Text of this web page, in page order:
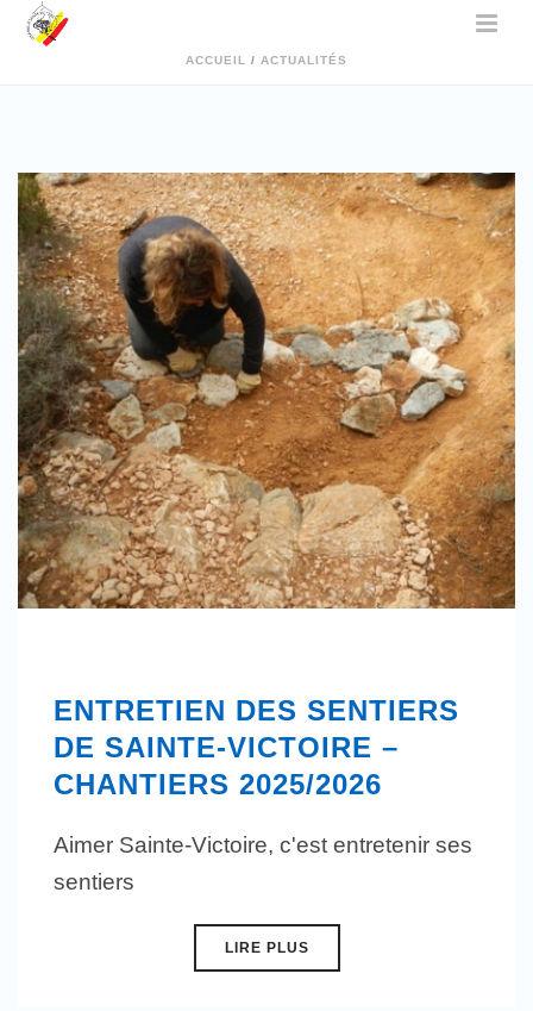
ACCUEIL / ACTUALITÉS
ENTRETIEN DES SENTIERS
DE SAINTE-VICTOIRE –
CHANTIERS 2025/2026
Aimer Sainte-Victoire, c'est entretenir ses
sentiers
LIRE PLUS